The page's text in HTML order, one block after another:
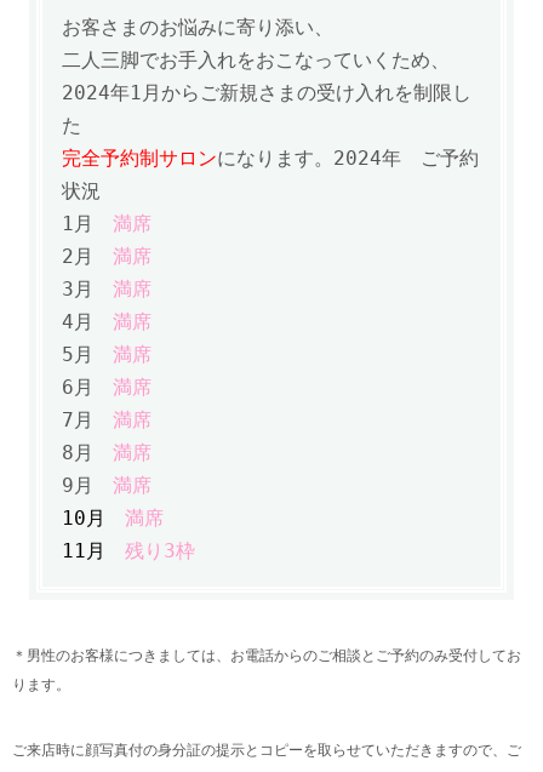
お客さまのお悩みに寄り添い、
二人三脚でお手入れをおこなっていくため、
2024年1月からご新規さまの受け入れを制限し
た
完全予約制サロンになります。 2024年
ご予約
状況
1月 満席
2月 満席
3月 満席
4月 満席
5月 満席
6月 満席
7月 満席
8月 満席
9月 満席
10月
満席
11月
残り3枠
＊男性のお客様につきましては、お電話からのご相談とご予約のみ受付してお
ります。
ご来店時に顔写真付の身分証の提示とコピーを取らせていただきますので、ご